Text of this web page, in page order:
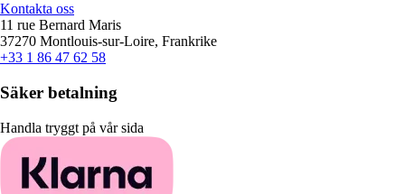
Kontakta oss
11 rue Bernard Maris
37270 Montlouis-sur-Loire, Frankrike
+33 1 86 47 62 58
Säker betalning
Handla tryggt på vår sida